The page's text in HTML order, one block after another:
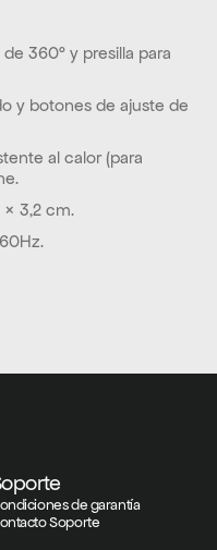
360° y presilla para
y botones de ajuste de
al calor (para
× 3,2 cm.
de garantía
Soporte